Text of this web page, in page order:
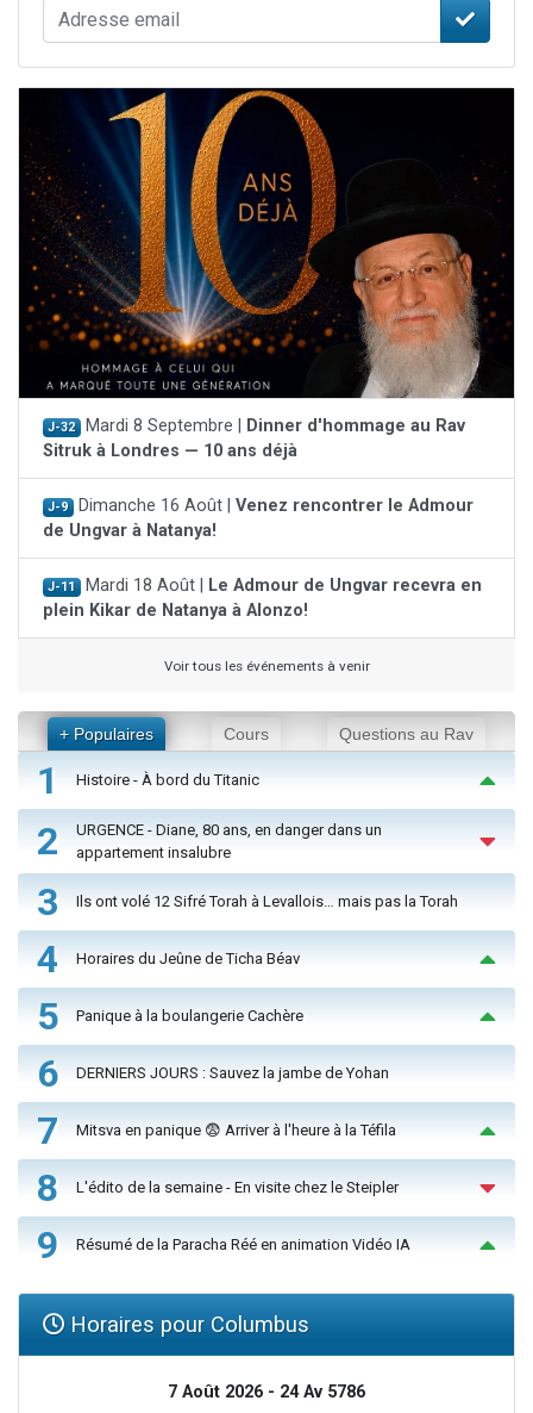
J-32 Mardi 8 Septembre |
Dinner d'hommage au Rav
Sitruk à Londres — 10 ans déjà
J-9 Dimanche 16 Août | Venez rencontrer le Admour
de Ungvar à Natanya!
J-11 Mardi 18 Août |
Le Admour de Ungvar recevra en
plein Kikar de Natanya à Alonzo!
Voir tous les événements à venir
+ Populaires Cours Questions au Rav
1 Histoire - À bord du Titanic
2
URGENCE - Diane, 80 ans, en danger dans un
appartement insalubre
3 Ils ont volé 12 Sifré Torah à Levallois… mais pas la Torah
4 Horaires du Jeûne de Ticha Béav
5 Panique à la boulangerie Cachère
6 DERNIERS JOURS : Sauvez la jambe de Yohan
7 Mitsva en panique 😨 Arriver à l'heure à la Téfila
8 L'édito de la semaine - En visite chez le Steipler
9 Résumé de la Paracha Réé en animation Vidéo IA
Horaires pour Columbus
7 Août 2026 - 24 Av 5786